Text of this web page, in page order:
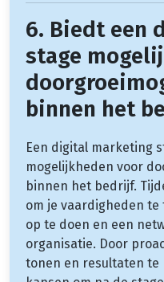
6. Biedt een
stage
binnen het
Een digital marketing
mogelijkheden voor
binnen het bedrijf.
om je vaardigheden
op te doen en een
organisatie. Door
tonen en resultaten te